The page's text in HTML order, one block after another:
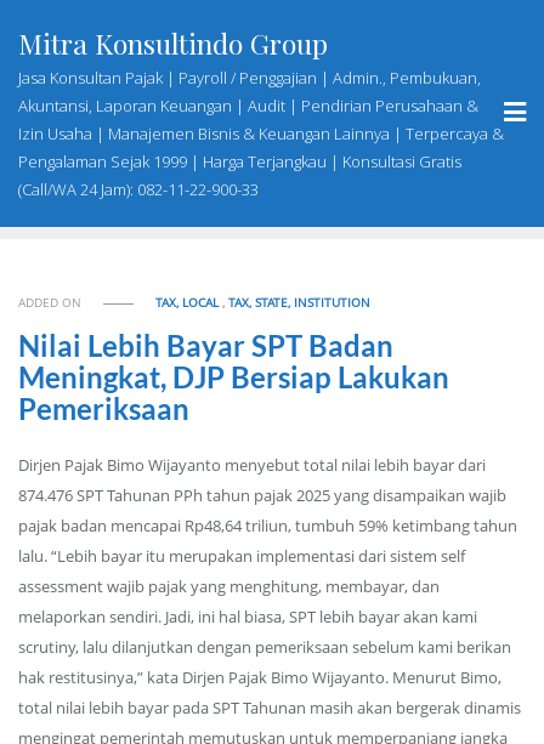
content
Mitra Konsultindo Group
Jasa Konsultan Pajak | Payroll / Penggajian | Admin., Pembukuan,
Akuntansi, Laporan Keuangan | Audit | Pendirian Perusahaan &
Izin Usaha | Manajemen Bisnis & Keuangan Lainnya | Terpercaya &
Pengalaman Sejak 1999 | Harga Terjangkau | Konsultasi Gratis
(Call/WA 24 Jam): 082-11-22-900-33
ADDED ON TAX, LOCAL,TAX, STATE, INSTITUTION
Nilai Lebih Bayar SPT Badan
Meningkat, DJP Bersiap Lakukan
Pemeriksaan
Dirjen Pajak Bimo Wijayanto menyebut total nilai lebih bayar dari
874.476 SPT Tahunan PPh tahun pajak 2025 yang disampaikan wajib
pajak badan mencapai Rp48,64 triliun, tumbuh 59% ketimbang tahun
lalu. “Lebih bayar itu merupakan implementasi dari sistem self
assessment wajib pajak yang menghitung, membayar, dan
melaporkan sendiri. Jadi, ini hal biasa, SPT lebih bayar akan kami
scrutiny, lalu dilanjutkan dengan pemeriksaan sebelum kami berikan
hak restitusinya,” kata Dirjen Pajak Bimo Wijayanto. Menurut Bimo,
total nilai lebih bayar pada SPT Tahunan masih akan bergerak dinamis
mengingat pemerintah memutuskan untuk memperpanjang jangka